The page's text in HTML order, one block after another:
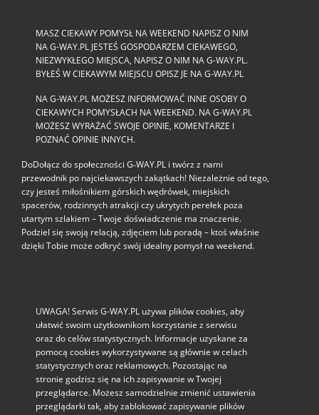
MASZ CIEKAWY POMYSŁ NA WEEKEND NAPISZ O NIM
NA G-WAY.PL JESTEŚ GOSPODARZEM CIEKAWEGO,
NIEZWYKŁEGO MIEJSCA, NAPISZ O NIM NA G-WAY.PL.
BYŁEŚ W CIEKAWYM MIEJSCU OPISZ JE NA G-WAY.PL
NA G-WAY.PL MOŻESZ INFORMOWAĆ INNE OSOBY O
CIEKAWYCH POMYSŁACH NA WEEKEND. NA G-WAY.PL
MOŻESZ WYRAŻAĆ SWOJE OPINIE, KOMENTARZE I
POZNAĆ OPINIE INNYCH.
DoDołącz do społeczności G‑WAY.PL i twórz z nami
przewodnik po najciekawszych zakątkach! Niezależnie od tego,
czy jesteś miłośnikiem górskich wędrówek, miejskich
spacerów, rodzinnych atrakcji czy ukrytych perełek poza
utartym szlakiem – Twoje doświadczenie ma znaczenie.
Podziel się swoją relacją, zdjęciem lub poradą – ktoś właśnie
dzięki Tobie może odkryć swój idealny pomysł na weekend.
UWAGA! Serwis G-WAY.PL używa plików cookies, aby
ułatwić swoim użytkownikom korzystanie z serwisu
oraz do celów statystycznych. Informacje uzyskane za
pomocą cookies wykorzystywane są głównie w celach
statystycznych oraz reklamowych. Pozostając na
stronie godzisz się na ich zapisywanie w Twojej
przeglądarce. Możesz samodzielnie zmienić ustawienia
przeglądarki tak, aby zablokować zapisywanie plików